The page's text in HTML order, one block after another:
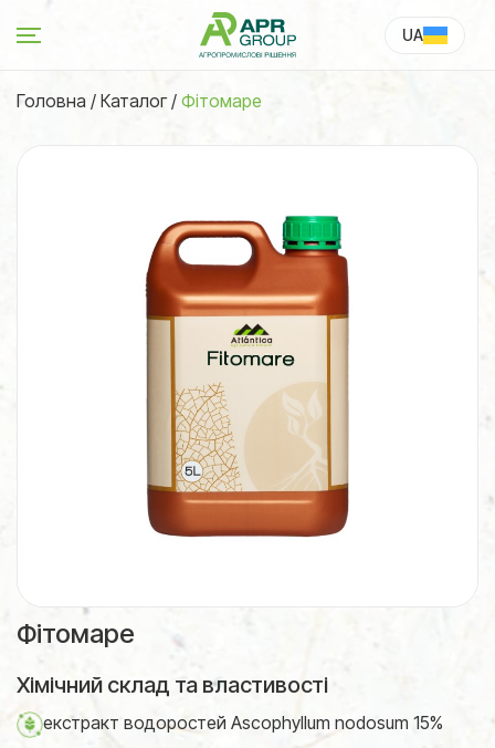
UA
Головна / Каталог/ Фітомаре
Фітомаре
Хімічний склад та властивості
екстракт водоростей Ascophyllum nodosum 15%